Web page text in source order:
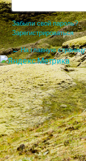
Забыли свой пароль?
Зарегистрироваться
← На главную страницу